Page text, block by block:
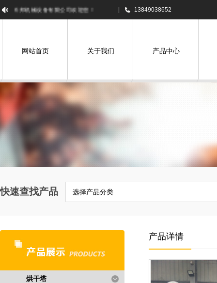
邦机械设备有限公司欢迎您！ 13849038652
网站首页 关于我们 产品中心
快速查找产品 选择产品分类
烘干塔
产品详情